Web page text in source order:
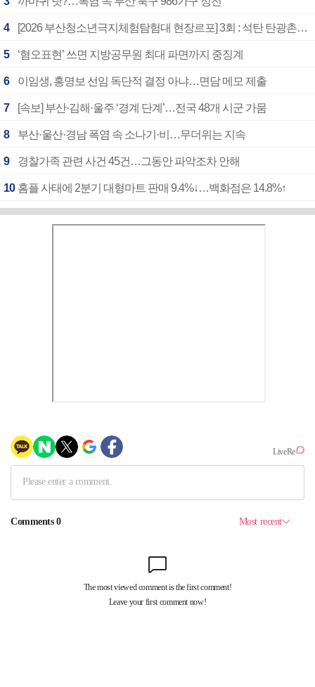
4 [2026 부산청소년극지체험탐험대 현장르포] 3회 : 석탄 탄광촌에서 북극 연구의 중심지로
5 ‘혐오표현’ 쓰면 지방공무원 최대 파면까지 중징계
6 이임생, 홍명보 선임 독단적 결정 아냐…면담 메모 제출
7 [속보] 부산·김해·울주 ‘경계 단계’…전국 48개 시군 가뭄
8 부산·울산·경남 폭염 속 소나기·비…무더위는 지속
9 경찰가족 관련 사건 45건…그동안 파악조차 안해
10 홈플 사태에 2분기 대형마트 판매 9.4%↓…백화점은 14.8%↑